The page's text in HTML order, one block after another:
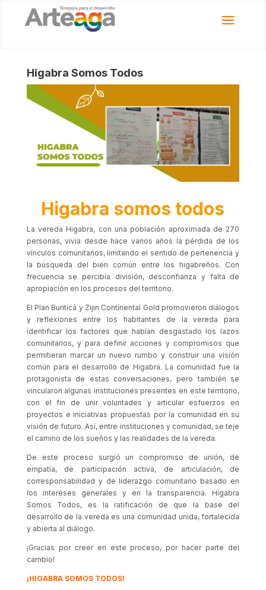
Higabra Somos Todos
Higabra somos todos
La vereda Higabra, con una población aproximada de 270
personas, vivía desde hace varios años la pérdida de los
vínculos comunitarios, limitando el sentido de pertenencia y
la búsqueda del bien común entre los higabreños. Con
frecuencia se percibía división, desconfianza y falta de
apropiación en los procesos del territorio.
El Plan Buriticá y Zijin Continental Gold promovieron diálogos
y reflexiones entre los habitantes de la vereda para
identificar los factores que habían desgastado los lazos
comunitarios, y para definir acciones y compromisos que
permitieran marcar un nuevo rumbo y construir una visión
común para el desarrollo de Higabra. La comunidad fue la
protagonista de estas conversaciones, pero también se
vincularon algunas instituciones presentes en este territorio,
con el fin de unir voluntades y articular esfuerzos en
proyectos e iniciativas propuestas por la comunidad en su
visión de futuro. Así, entre instituciones y comunidad, se teje
el camino de los sueños y las realidades de la vereda.
De este proceso surgió un compromiso de unión, de
empatía, de participación activa, de articulación, de
corresponsabilidad y de liderazgo comunitario basado en
los intereses generales y en la transparencia. Higabra
Somos Todos, es la ratificación de que la base del
desarrollo de la vereda es una comunidad unida, fortalecida
y abierta al diálogo.
¡Gracias por creer en este proceso, por hacer parte del
cambio!
¡HIGABRA SOMOS TODOS!